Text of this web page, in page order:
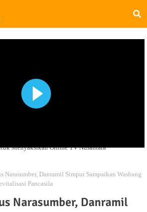
Menyaksikan Online TV Nusantara
Narasumber, Danramil Simpur Sampaikan Wasbang
Pancasila
Narasumber, Danramil